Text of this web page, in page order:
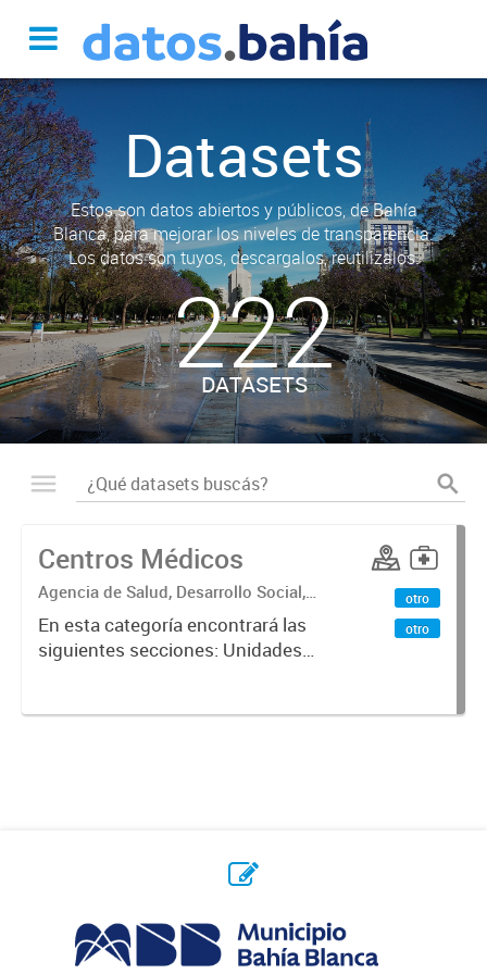
Datasets
Estos son datos abiertos y públicos, de Bahía
Blanca, para mejorar los niveles de transparencia.
Los datos son tuyos, descargalos, reutilizalos.
222
DATASETS
Centros Médicos
Agencia de Salud, Desarrollo Social,
Ambiente y Hábitat
En esta categoría encontrará las
siguientes secciones: Unidades
Respiratorios,
otro
otro